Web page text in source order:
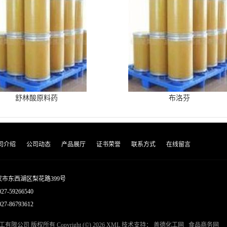
舒林酸原料药 布洛芬
介绍 公司动态 产品展厅 证书荣誉 联系方式 在线留言
市东西湖区梨花路399号
59266540
86793612
有限公司 版权所有 Copyright (©) 2026 XML 技术支持： 盖德化工网 食品商务网